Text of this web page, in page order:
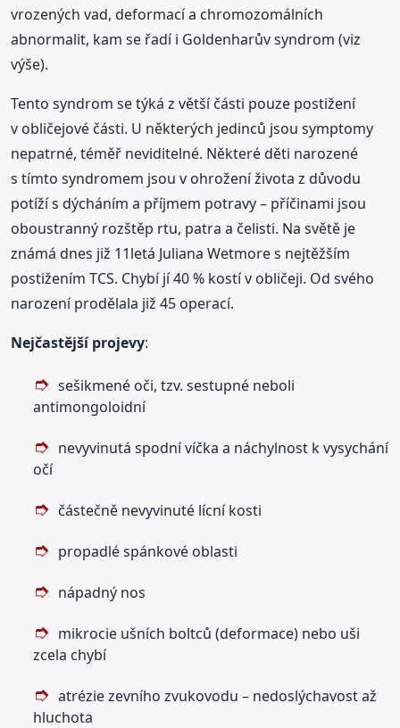
vrozených vad, deformací a chromozomálních
abnormalit, kam se řadí i Goldenharův syndrom (viz
výše).
Tento syndrom se týká z větší části pouze postižení
v obličejové části. U některých jedinců jsou symptomy
nepatrné, téměř neviditelné. Některé děti narozené
s tímto syndromem jsou v ohrožení života z důvodu
potíží s dýcháním a příjmem potravy – příčinami jsou
oboustranný rozštěp rtu, patra a čelisti. Na světě je
známá dnes již 11letá Juliana Wetmore s nejtěžším
postižením TCS. Chybí jí 40 % kostí v obličeji. Od svého
narození prodělala již 45 operací.
Nejčastější projevy:
sešikmené oči, tzv. sestupné neboli
antimongoloidní
nevyvinutá spodní víčka a náchylnost k vysychání
očí
částečně nevyvinuté lícní kosti
propadlé spánkové oblasti
nápadný nos
mikrocie ušních boltců (deformace) nebo uši
zcela chybí
atrézie zevního zvukovodu – nedoslýchavost až
hluchota